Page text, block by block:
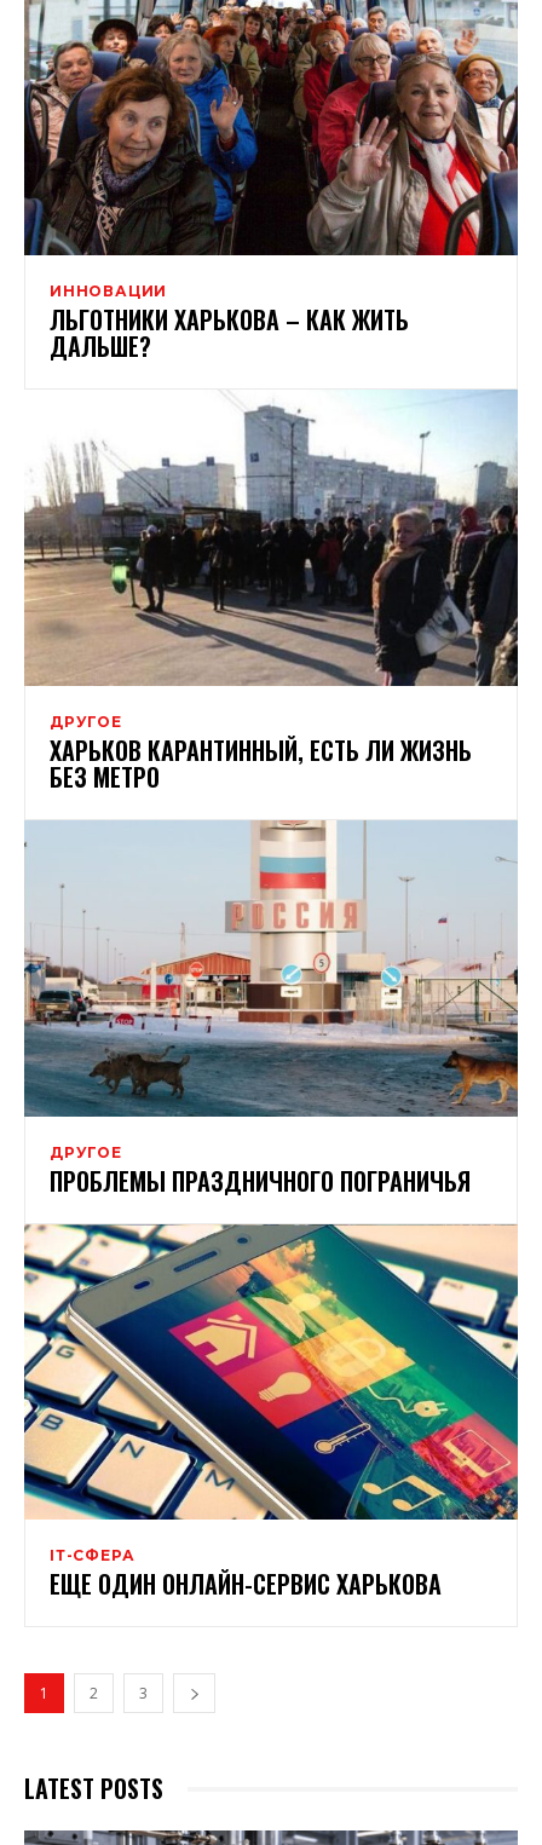
ИННОВАЦИИ
ЛЬГОТНИКИ ХАРЬКОВА – КАК ЖИТЬ
ДАЛЬШЕ?
ДРУГОЕ
ХАРЬКОВ КАРАНТИННЫЙ, ЕСТЬ ЛИ ЖИЗНЬ
БЕЗ МЕТРО
ДРУГОЕ
ПРОБЛЕМЫ ПРАЗДНИЧНОГО ПОГРАНИЧЬЯ
ІТ-СФЕРА
ЕЩЕ ОДИН ОНЛАЙН-СЕРВИС ХАРЬКОВА
1 2 3
LATEST POSTS